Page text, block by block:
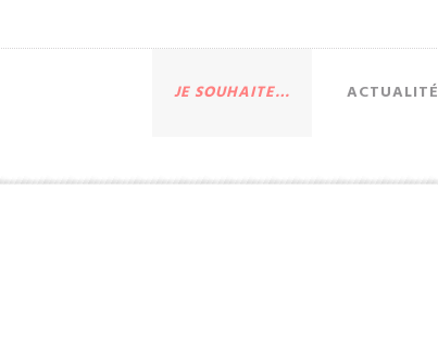
JE SOUHAITE… ACTUALITÉ